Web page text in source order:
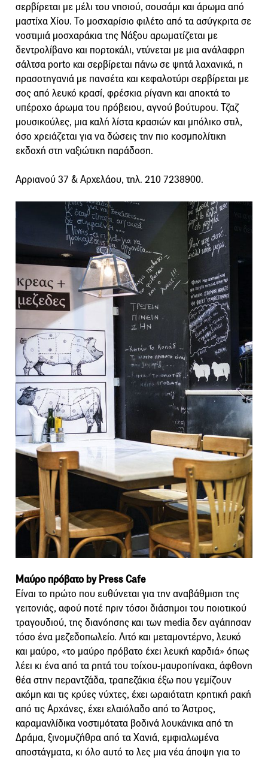
σερβίρεται με μέλι του νησιού, σουσάμι και άρωμα από
μαστίχα Χίου. Το μοσχαρίσιο φιλέτο από τα ασύγκριτα σε
νοστιμιά μοσχαράκια της Νάξου αρωματίζεται με
δεντρολίβανο και πορτοκάλι, ντύνεται με μια ανάλαφρη
σάλτσα porto και σερβίρεται πάνω σε ψητά λαχανικά, η
πρασοτηγανιά με πανσέτα και κεφαλοτύρι σερβίρεται με
σος από λευκό κρασί, φρέσκια ρίγανη και αποκτά το
υπέροχο άρωμα του πρόβειου, αγνού βούτυρου. Τζαζ
μουσικούλες, μια καλή λίστα κρασιών και μπόλικο στιλ,
όσο χρειάζεται για να δώσεις την πιο κοσμπολίτικη
εκδοχή στη ναξιώτικη παράδοση.
Αρριανού 37 & Αρχελάου, τηλ. 210 7238900.
Μαύρο πρόβατο by Press Cafe
Είναι το πρώτο που ευθύνεται για την αναβάθμιση της
γειτονιάς, αφού ποτέ πριν τόσοι διάσημοι του ποιοτικού
τραγουδιού, της διανόησης και των media δεν αγάπησαν
τόσο ένα μεζεδοπωλείο. Λιτό και μεταμοντέρνο, λευκό
και μαύρο, «το μαύρο πρόβατο έχει λευκή καρδιά» όπως
λέει κι ένα από τα ρητά του τοίχου-μαυροπίνακα, άφθονη
θέα στην περαντζάδα, τραπεζάκια έξω που γεμίζουν
ακόμη και τις κρύες νύχτες, έχει ωραιότατη κρητική ρακή
από τις Αρχάνες, έχει ελαιόλαδο από το Άστρος,
καραμανλίδικα νοστιμότατα βοδινά λουκάνικα από τη
Δράμα, ξινομυζήθρα από τα Χανιά, εμφιαλωμένα
αποστάγματα, κι όλο αυτό το λες μια νέα άποψη για το